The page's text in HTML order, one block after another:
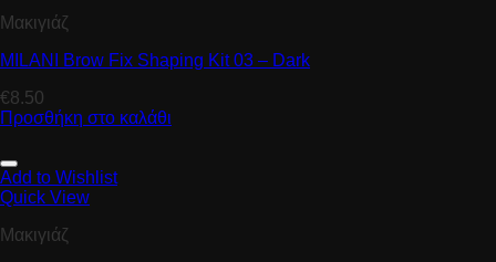
Μακιγιάζ
MILANI Brow Fix Shaping Kit 03 – Dark
€8.50
Προσθήκη στο καλάθι
Add to Wishlist
Quick View
Μακιγιάζ